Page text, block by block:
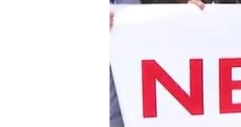
La portavoz
la
Compartir